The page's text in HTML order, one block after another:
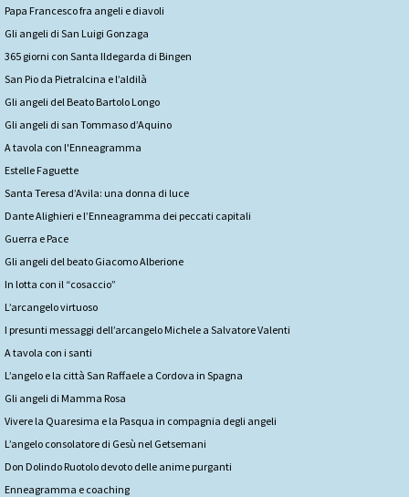
Papa Francesco fra angeli e diavoli
Gli angeli di San Luigi Gonzaga
365 giorni con Santa Ildegarda di Bingen
San Pio da Pietralcina e l’aldilà
Gli angeli del Beato Bartolo Longo
Gli angeli di san Tommaso d’Aquino
A tavola con l'Enneagramma
Estelle Faguette
Santa Teresa d’Avila: una donna di luce
Dante Alighieri e l’Enneagramma dei peccati capitali
Guerra e Pace
Gli angeli del beato Giacomo Alberione
In lotta con il “cosaccio”
L’arcangelo virtuoso
I presunti messaggi dell’arcangelo Michele a Salvatore Valenti
A tavola con i santi
L’angelo e la città San Raffaele a Cordova in Spagna
Gli angeli di Mamma Rosa
Vivere la Quaresima e la Pasqua in compagnia degli angeli
L’angelo consolatore di Gesù nel Getsemani
Don Dolindo Ruotolo devoto delle anime purganti
Enneagramma e coaching